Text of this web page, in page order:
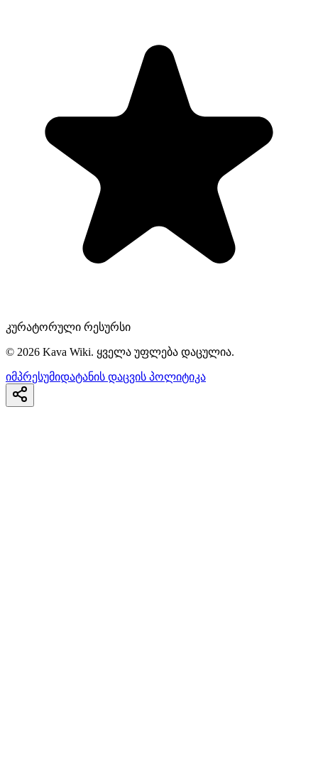
კურატორული რესურსი
© 2026 Kava Wiki. ყველა უფლება დაცულია.
იმპრესუმიდატანის დაცვის პოლიტიკა